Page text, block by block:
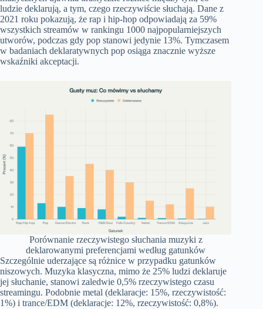
ludzie deklarują, a tym, czego rzeczywiście słuchają. Dane z
2021 roku pokazują, że rap i hip-hop odpowiadają za 59%
wszystkich streamów w rankingu 1000 najpopularniejszych
utworów, podczas gdy pop stanowi jedynie 13%. Tymczasem
w badaniach deklaratywnych pop osiąga znacznie wyższe
wskaźniki akceptacji.
Porównanie rzeczywistego słuchania muzyki z
deklarowanymi preferencjami według gatunków
Szczególnie uderzające są różnice w przypadku gatunków
niszowych. Muzyka klasyczna, mimo że 25% ludzi deklaruje
jej słuchanie, stanowi zaledwie 0,5% rzeczywistego czasu
streamingu. Podobnie metal (deklaracje: 15%, rzeczywistość:
1%) i trance/EDM (deklaracje: 12%, rzeczywistość: 0,8%).